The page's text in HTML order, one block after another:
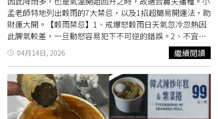
孟老師特地列出穀雨的7大禁忌，以及1招超簡易開運法，助
財運大開。【穀雨禁忌】1、戒爆怒穀雨日天氣忽冷忽熱因
此脾氣較差，一旦動怒容易犯下不可逆的錯誤。2、不宜減
衣物穀雨日天氣早熱晚涼，不宜收太多衣物以免身體著涼感
冒。3、避去森林穀雨日是撲滅害蟲的時刻，因此害蟲較多
前往山區森林多的地方容易被害蟲叮咬，因此盡量避開森林
與雨林之地。4、注意除濕穀雨日容易下雨，也容易忽冷忽
熱，濕氣較重，因此要注意多加除溼，以免引發痛風。5、
小心用電穀雨日濕氣重，用電要小心，尤其電器用品容易受
04月14日, 2026 繼續閱讀